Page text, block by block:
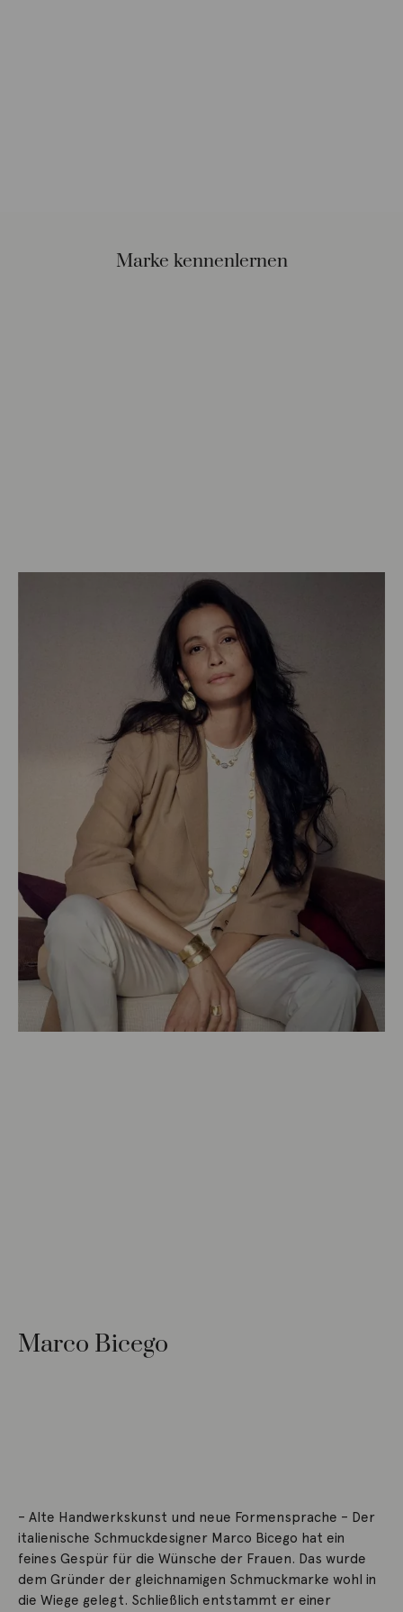
Marke kennenlernen
Marco Bicego
– Alte Handwerkskunst und neue Formensprache – Der
italienische Schmuckdesigner Marco Bicego hat ein
feines Gespür für die Wünsche der Frauen. Das wurde
dem Gründer der gleichnamigen Schmuckmarke wohl in
die Wiege gelegt. Schließlich entstammt er einer